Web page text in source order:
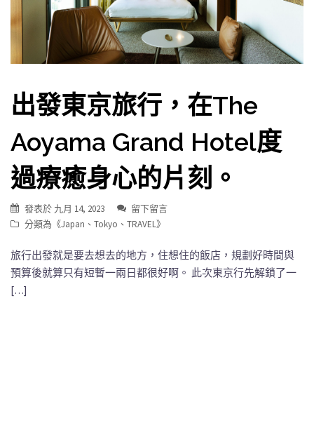
出發東京旅行，在The
Aoyama Grand Hotel度
過療癒身心的片刻。
發表於 九月 14, 2023
留下留言
分類為《Japan 、 Tokyo 、 TRAVEL》
旅行出發就是要去想去的地方，住想住的飯店，規劃好時間與
預算後就算只有短暫一兩日都很好啊。 此次東京行先解鎖了一
[…]